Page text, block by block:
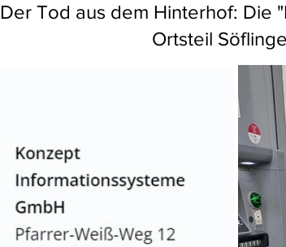
Der Tod aus dem Hinterhof: Die
Ortsteil